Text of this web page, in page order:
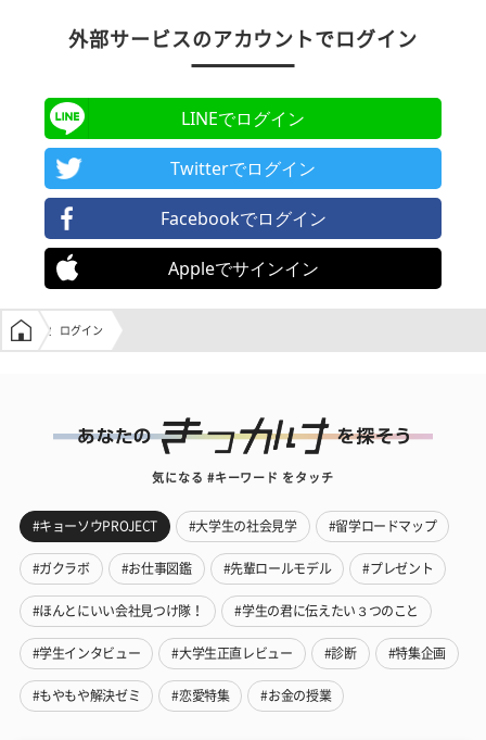
外部サービスのアカウントでログイン
LINEでログイン
Twitterでログイン
Facebookでログイン
Appleでサインイン
学生の窓口トップ
ログイン
気になる #キーワード をタッチ
#キョーソウPROJECT #大学生の社会見学 #留学ロードマップ
#ガクラボ #お仕事図鑑 #先輩ロールモデル #プレゼント
#ほんとにいい会社見つけ隊！ #学生の君に伝えたい３つのこと
#学生インタビュー #大学生正直レビュー #診断 #特集企画
#もやもや解決ゼミ #恋愛特集 #お金の授業